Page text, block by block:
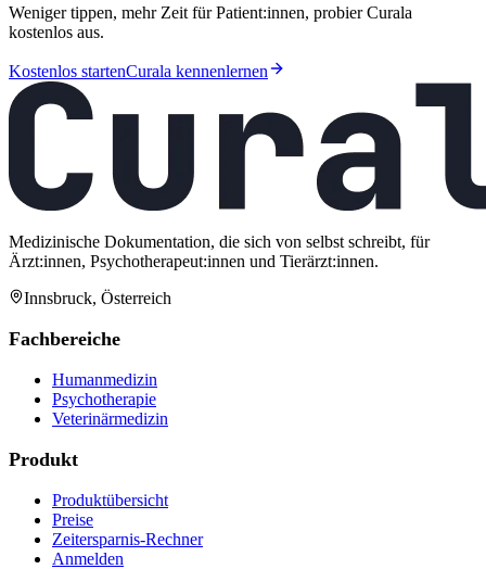
Weniger tippen, mehr Zeit für Patient:innen, probier Curala
kostenlos aus.
Kostenlos startenCurala kennenlernen
Medizinische Dokumentation, die sich von selbst schreibt, für
Ärzt:innen, Psychotherapeut:innen und Tierärzt:innen.
Innsbruck, Österreich
Fachbereiche
Humanmedizin
Psychotherapie
Veterinärmedizin
Produkt
Produktübersicht
Preise
Zeitersparnis-Rechner
Anmelden